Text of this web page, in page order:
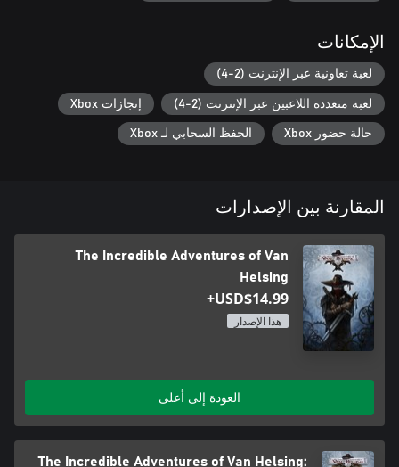
الإمكانات
لعبة تعاونية عبر الإنترنت (2-4)
لعبة متعددة اللاعبين عبر الإنترنت (2-4) إنجازات Xbox
حالة حضور Xbox الحفظ السحابي لـ Xbox
المقارنة بين الإصدارات
The Incredible Adventures of Van
Helsing
USD$14.99+
هذا الإصدار
العودة إلى أعلى
The Incredible Adventures of Van Helsing: